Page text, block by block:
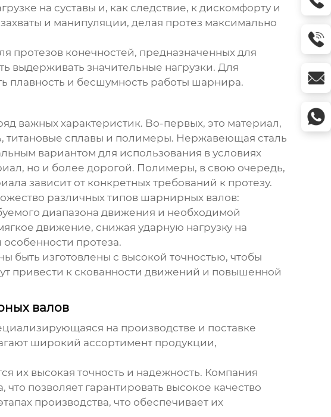
на суставы и, как следствие, к дискомфорту и
и манипуляции, делая протез максимально
протезов конечностей, предназначенных для
выдерживать значительные нагрузки. Для
плавность и бесшумность работы шарнира.
важных характеристик. Во-первых, это материал,
титановые сплавы и полимеры. Нержавеющая сталь
вариантом для использования в условиях
но и более дорогой. Полимеры, в свою очередь,
зависит от конкретных требований к протезу.
различных типов шарнирных валов:
диапазона движения и необходимой
движение, снижая ударную нагрузку на
протеза.
быть изготовлены с высокой точностью, чтобы
привести к скованности движений и повышенной
валов
на производстве и поставке
широкий ассортимент продукции,
высокая точность и надежность. Компания
позволяет гарантировать высокое качество
производства, что обеспечивает их